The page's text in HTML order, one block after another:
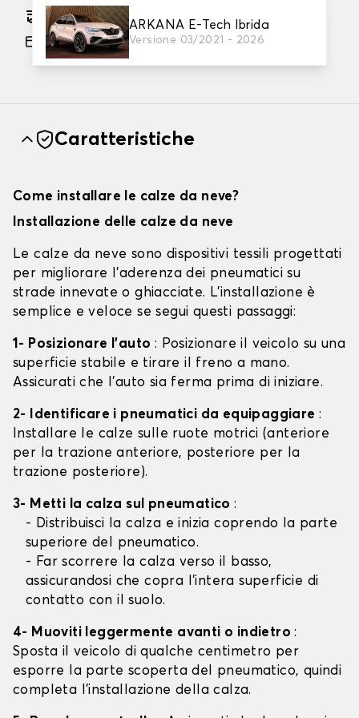
ARKANA E-Tech Ibrida
Versione 03/2021 - 2026
Consegna gratuita stimata su 13/08/2026
Pagamento in 3x gratuito, a partire da 60 euro
di acquisto.
Caratteristiche
Come installare le calze da neve?
Installazione delle calze da neve
Le calze da neve sono dispositivi tessili progettati
per migliorare l'aderenza dei pneumatici su
strade innevate o ghiacciate. L'installazione è
semplice e veloce se segui questi passaggi:
1- Posizionare l'auto : Posizionare il veicolo su una
superficie stabile e tirare il freno a mano.
Assicurati che l'auto sia ferma prima di iniziare.
2- Identificare i pneumatici da equipaggiare :
Installare le calze sulle ruote motrici (anteriore
per la trazione anteriore, posteriore per la
trazione posteriore).
3- Metti la calza sul pneumatico:
- Distribuisci la calza e inizia coprendo la parte
superiore del pneumatico.
- Far scorrere la calza verso il basso,
assicurandosi che copra l'intera superficie di
contatto con il suolo.
4- Muoviti leggermente avanti o indietro:
Sposta il veicolo di qualche centimetro per
esporre la parte scoperta del pneumatico, quindi
completa l'installazione della calza.